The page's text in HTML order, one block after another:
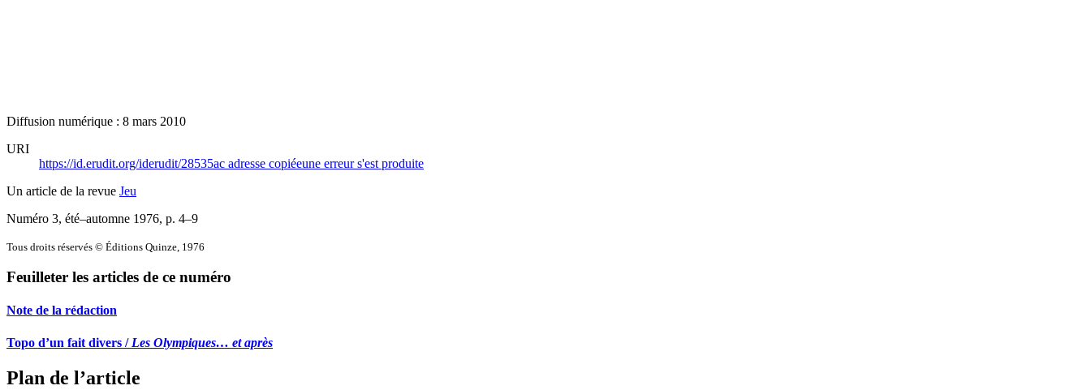
Diffusion numérique : 8 mars 2010
URI
https://id.erudit.org/iderudit/28535ac adresse copiéeune erreur s'est produite
Un article de la revue Jeu
Numéro 3, été–automne 1976, p. 4–9
Tous droits réservés © Éditions Quinze, 1976
Feuilleter les articles de ce numéro
Note de la rédaction
Topo d’un fait divers / Les Olympiques… et après
Plan de l’article